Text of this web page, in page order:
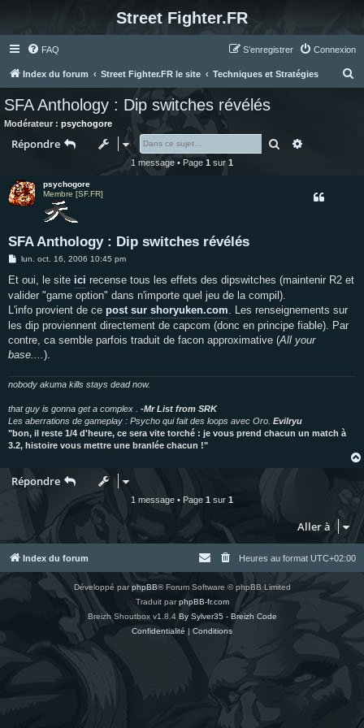
Street Fighter.FR
FAQ Connexion
S’enregistrer
Index du forum Street Fighter.FR le site Techniques et Stratégies
SFA Anthology : Dip switches révélés
Modérateur : psychogore
Répondre Rechercher
1 message • Page 1 sur1
psychogore
Membre [SF.FR]
SFA Anthology : Dip switches révélés
M
s
a
g
e
lun. oct. 16, 2006 10:45 pm
Et oui, le site ici recense tous les effets des dipswitches (maintenir R2 et
valider "game option" dans n'importe quel jeu de la compil).
L'info provient de ce post sur shoryuken.com . Les renseignements sur
les dip proviennent directement de capcom (donc en principe fiable). Par
contre, ca semble parfois traduit de facon approximative (All your
base.... ).
nobody akuma kills stays dead now.
that guy is gonna get a complex . -Mr List from SRK
Les aberrations de gameplay : Psycho qui fait des loops avec Oro. Evilryu
"bon, il reste 1/4 d'heure, ce sera vite torché : je vous prend chacun un match à
3.2, histoire vous mettre une branlée chacun !"
Répondre
1 message • Page 1 sur 1
Aller à
Index du forum Heures au format UTC+02:00
Développé parphpBB® Forum Software © phpBB Limited
Traduit parphpBB-fr.com
Breizh Shoutbox v1.8.4 By Sylver35 - Breizh Code
Confidentialité | Conditions